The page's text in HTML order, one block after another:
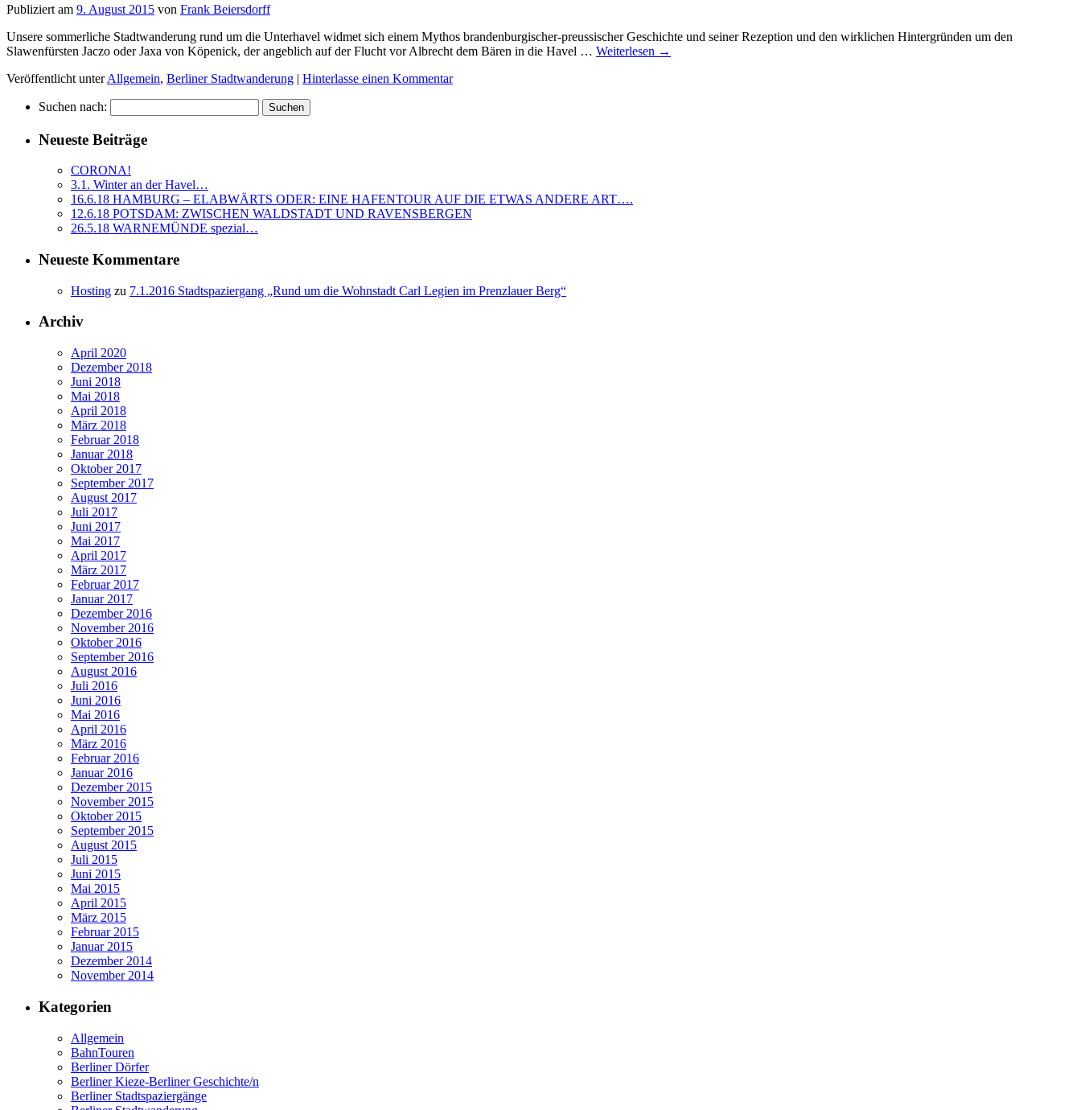
Publiziert am 9. August 2015 von Frank Beiersdorff
Unsere sommerliche Stadtwanderung rund um die Unterhavel widmet sich einem Mythos brandenburgischer-preussischer Geschichte und seiner Rezeption und den wirklichen Hintergründen um den
Slawenfürsten Jaczo oder Jaxa von Köpenick, der angeblich auf der Flucht vor Albrecht dem Bären in die Havel … Weiterlesen →
Veröffentlicht unter Allgemein, Berliner Stadtwanderung | Hinterlasse einen Kommentar
Suchen nach:
Neueste Beiträge
CORONA!
3.1. Winter an der Havel…
16.6.18 HAMBURG – ELABWÄRTS ODER: EINE HAFENTOUR AUF DIE ETWAS ANDERE ART….
12.6.18 POTSDAM: ZWISCHEN WALDSTADT UND RAVENSBERGEN
26.5.18 WARNEMÜNDE spezial…
Neueste Kommentare
Hosting zu 7.1.2016 Stadtspaziergang „Rund um die Wohnstadt Carl Legien im Prenzlauer Berg“
Archiv
April 2020
Dezember 2018
Juni 2018
Mai 2018
April 2018
März 2018
Februar 2018
Januar 2018
Oktober 2017
September 2017
August 2017
Juli 2017
Juni 2017
Mai 2017
April 2017
März 2017
Februar 2017
Januar 2017
Dezember 2016
November 2016
Oktober 2016
September 2016
August 2016
Juli 2016
Juni 2016
Mai 2016
April 2016
März 2016
Februar 2016
Januar 2016
Dezember 2015
November 2015
Oktober 2015
September 2015
August 2015
Juli 2015
Juni 2015
Mai 2015
April 2015
März 2015
Februar 2015
Januar 2015
Dezember 2014
November 2014
Kategorien
Allgemein
BahnTouren
Berliner Dörfer
Berliner Kieze-Berliner Geschichte/n
Berliner Stadtspaziergänge